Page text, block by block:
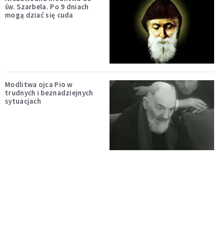
św. Szarbela. Po 9 dniach
mogą dziać się cuda
Modlitwa ojca Pio w
trudnych i beznadziejnych
sytuacjach